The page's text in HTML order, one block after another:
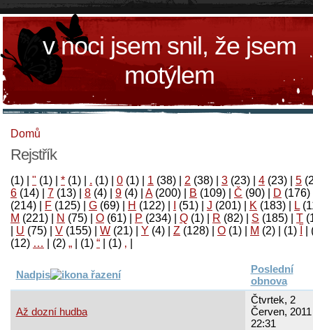
v noci jsem snil, že jsem
motýlem
Domů
Rejstřík
(1) " (1) * (1) . (1) 0 (1) 1 (38) 2 (38) 3 (23) 4 (23) 5
6 (14) 7 (13) 8 (4) 9 (4) A(200) B (109) Č (90) D (176)
(214)
F (125) G (69) H (122) (51) J (201) K (183) L
M (221) N (75) O (61) P (234) Q (1) R (82) S (185) T
U (75) V (155) W (21) Y (4) Z (128) Ο (1) М (2)
(1)
‚
(1)
“
(1)
„
(2)
…
(12)
Nadpis
Poslední
obnova
Až dozní hudba
Čtvrtek, 2
Červen,
22:31